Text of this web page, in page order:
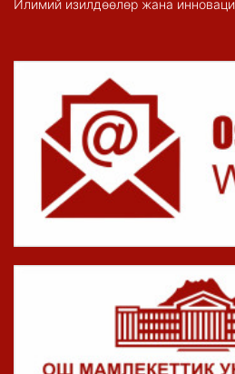
Илимий изилдөөлөр жана